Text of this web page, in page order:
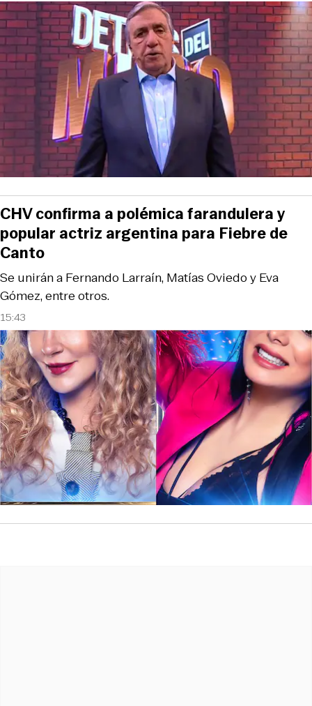
15:43
Se unirán a Fernando Larraín, Matías Oviedo y Eva
Gómez, entre otros.
CHV confirma a polémica farandulera y
popular actriz argentina para Fiebre de
Canto